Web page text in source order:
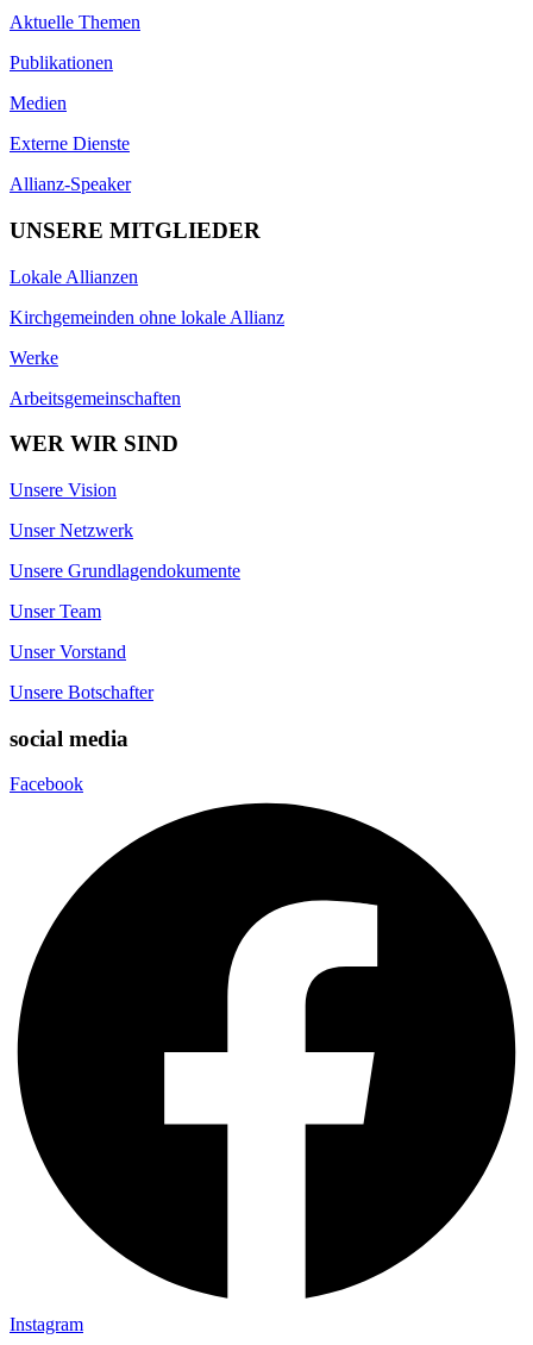
Aktuelle Themen
Publikationen
Medien
Externe Dienste
Allianz-Speaker
UNSERE MITGLIEDER
Lokale Allianzen
Kirchgemeinden ohne lokale Allianz
Werke
Arbeitsgemeinschaften
WER WIR SIND
Unsere Vision
Unser Netzwerk
Unsere Grundlagendokumente
Unser Team
Unser Vorstand
Unsere Botschafter
social media
Facebook
Instagram